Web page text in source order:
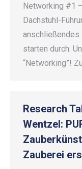
Networking #1
Dachstuhl-
anschließendes
starten durch:
“Networking”!
Research
Wentzel:
Zauberei